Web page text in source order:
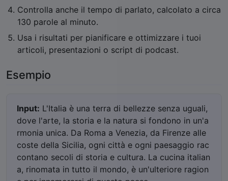
Controlla anche il tempo di parlato, calcolato a circa
130 parole al minuto.
Usa i risultati per pianificare e ottimizzare i tuoi
articoli, presentazioni o script di podcast.
Esempio
Input: L'Italia è una terra di bellezze senza uguali,
dove l'arte, la storia e la natura si fondono in un'a
rmonia unica. Da Roma a Venezia, da Firenze alle
coste della Sicilia, ogni città e ogni paesaggio rac
contano secoli di storia e cultura. La cucina italian
a, rinomata in tutto il mondo, è un'ulteriore ragion